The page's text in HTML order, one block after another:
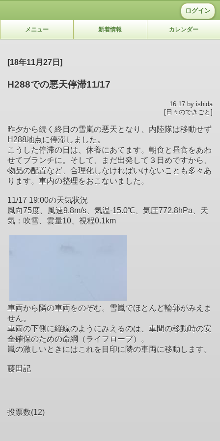
ログイン
メニュー 新着情報 カレンダー
[18年11月27日]
H288での悪天停滞11/17
16:17 by ishida
[日々のできごと]
昨夕から続く終日の雪嵐の悪天となり、内陸隊は移動せず
H288地点に停滞しました。
こうした停滞の日は、休養にあてます。朝食と昼食をあわ
せてブラ ンチに。そして、まだ出発して３日めですから、
物品の配置など、 合理化しなければいけないことも多々あ
ります。車内の整理をおこ ないました。
11/17 19:00の天気状況
風向75度、風速9.8m/s、気温-15.0℃、気圧772.8hPa、天
気：吹雪、雲量10、視程0.1km
車両から隣の車両をのぞむ。雪嵐でほとんど輪郭がみえま
せん。
車両の下側に縦線のようにみえるのは、車間の移動時の安
全確保のための命綱（ライフロープ）。
嵐の激しいときにはこれを目印に隣の車両に移動します。
藤田記
投票数(12)